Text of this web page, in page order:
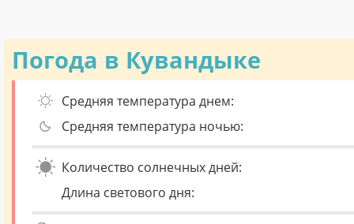
Погода в Кувандыке
Средняя температура днем:
Средняя температура ночью:
Количество солнечных дней:
Длина светового дня: